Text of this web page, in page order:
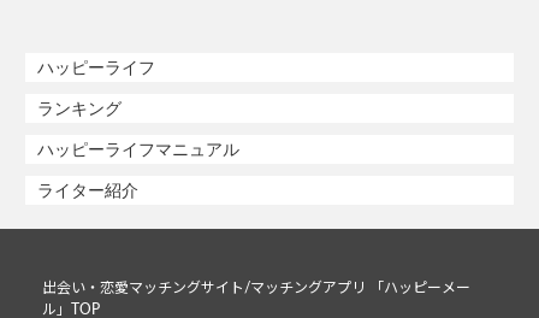
ハッピーライフ
ランキング
ハッピーライフマニュアル
ライター紹介
出会い・恋愛マッチングサイト/マッチングアプリ 「ハッピーメー
ル」TOP